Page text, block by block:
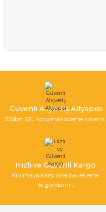
Güvenli Alışveriş Altyapısı
256bit SSL korumalı ödeme sistemi.
Hızlı ve Güvenli Kargo
Kırılmaya karşı özel paketleme
ile gönderim.